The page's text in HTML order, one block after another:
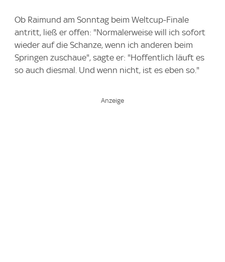
Ob Raimund am Sonntag beim Weltcup-Finale
antritt, ließ er offen: "Normalerweise will ich sofort
wieder auf die Schanze, wenn ich anderen beim
Springen zuschaue", sagte er: "Hoffentlich läuft es
so auch diesmal. Und wenn nicht, ist es eben so."